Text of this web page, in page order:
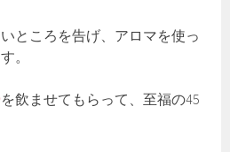
ところを告げ、アロマを使っ
。
を飲ませてもらって、至福の45